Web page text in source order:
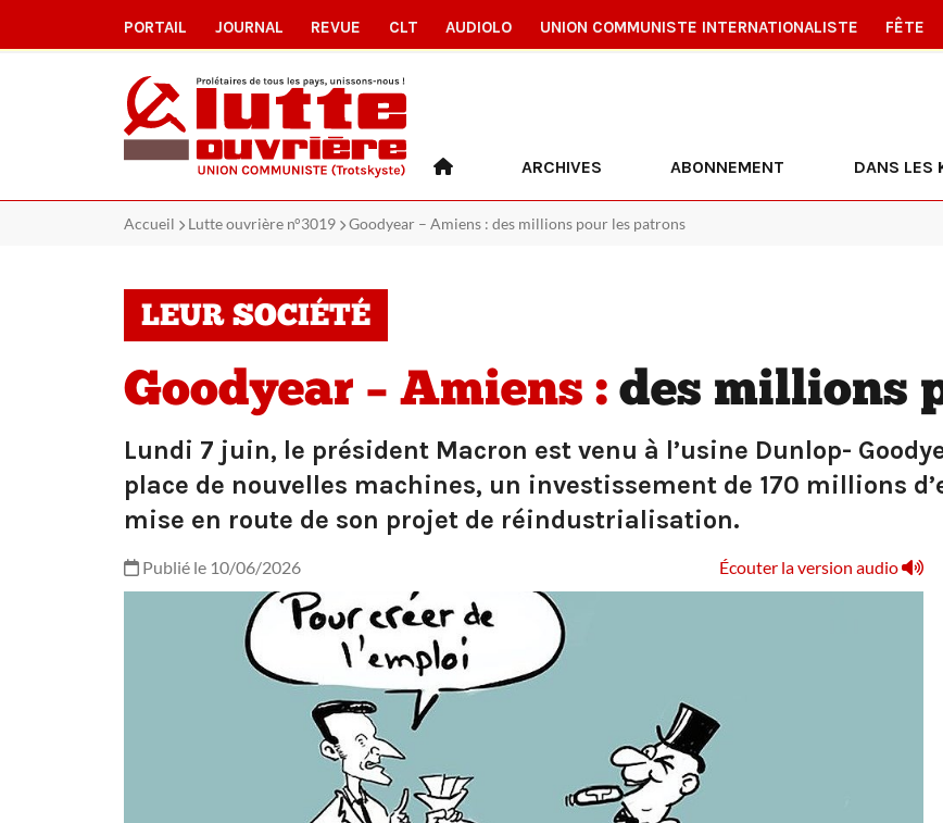
PORTAIL JOURNAL REVUE CLT AUDIOLO UNION COMMUNISTE INTERNATIONALISTE FÊTE
ARCHIVES ABONNEMENT DANS LES
Accueil Lutte ouvrière n°3019 Goodyear – Amiens : des millions pour les patrons
LEUR SOCIÉTÉ
Goodyear – Amiens : des millions
Lundi 7 juin, le président Macron est venu à l’usine Dunlop-
place de nouvelles machines, un investissement de 170 millions
mise en route de son projet de réindustrialisation.
Publié le 10/06/2026 Écouter la version audio